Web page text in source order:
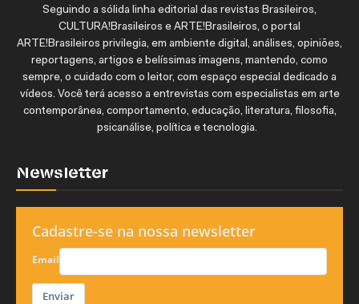
Seguindo a sólida linha editorial das revistas Brasileiros,
CULTURA!Brasileiros e ARTE!Brasileiros, o portal
ARTE!Brasileiros privilegia, em ambiente digital, análises, opiniões,
reportagens, artigos e belíssimas imagens, mantendo, como
sempre, o cuidado com o leitor, com espaço especial dedicado a
vídeos. Você terá acesso a entrevistas com especialistas em arte
contemporânea, comportamento, educação, literatura, filosofia,
psicanálise, política e tecnologia.
Newsletter
Cadastre-se na nossa newsletter
Email
Enviar